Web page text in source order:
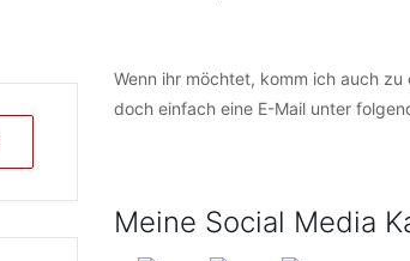
Wenn ihr möchtet, komm ich auch zu
doch einfach eine E-Mail unter
Meine Social Media